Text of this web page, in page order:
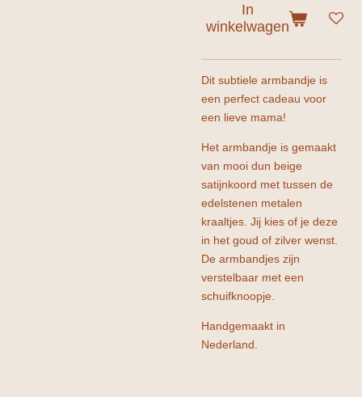
In
winkelwagen
Dit subtiele armbandje is
een perfect cadeau voor
een lieve mama!
Het armbandje is gemaakt
van mooi dun beige
satijnkoord met tussen de
edelstenen metalen
kraaltjes. Jij kies of je deze
in het goud of zilver wenst.
De armbandjes zijn
verstelbaar met een
schuifknoopje.
Handgemaakt in
Nederland.